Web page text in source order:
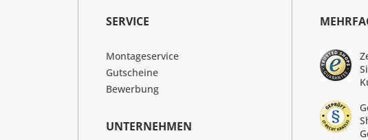
SERVICE
Montageservice
Gutscheine
Bewerbung
UNTERNEHMEN